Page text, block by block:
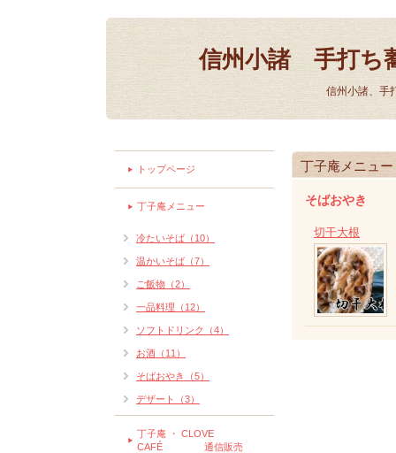
信州小諸 手打ち
信州小諸、手
丁子庵メニュー
そばおやき
切干大根
トップページ
丁子庵メニュー
冷たいそば（10）
温かいそば（7）
ご飯物（2）
一品料理（12）
ソフトドリンク（4）
お酒（11）
そばおやき（5）
デザート（3）
丁子庵 ・ CLOVE
CAFÉ 通信販売